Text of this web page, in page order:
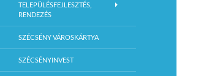
TELEPÜLÉSFEJLESZTÉS,
RENDEZÉS
SZÉCSÉNY VÁROSKÁRTYA
SZÉCSÉNYINVEST